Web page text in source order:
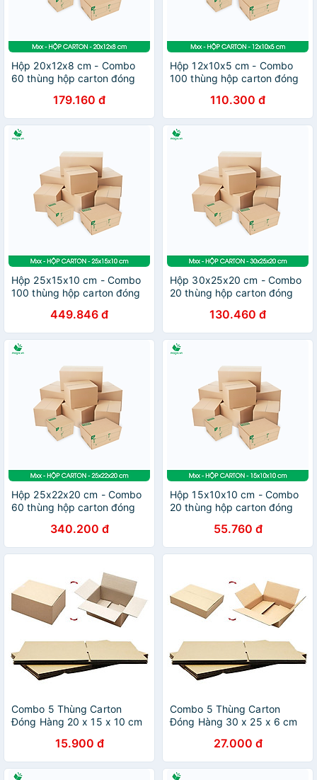
Hộp 20x12x8 cm - Combo
60 thùng hộp carton đóng
179.160 đ
Hộp 12x10x5 cm - Combo
100 thùng hộp carton đóng
110.300 đ
Hộp 25x15x10 cm - Combo
100 thùng hộp carton đóng
449.846 đ
Hộp 30x25x20 cm - Combo
20 thùng hộp carton đóng
130.460 đ
Hộp 25x22x20 cm - Combo
60 thùng hộp carton đóng
340.200 đ
Hộp 15x10x10 cm - Combo
20 thùng hộp carton đóng
55.760 đ
Combo 5 Thùng Carton
Đóng Hàng 20 x 15 x 10 cm
15.900 đ
Combo 5 Thùng Carton
Đóng Hàng 30 x 25 x 6 cm
27.000 đ